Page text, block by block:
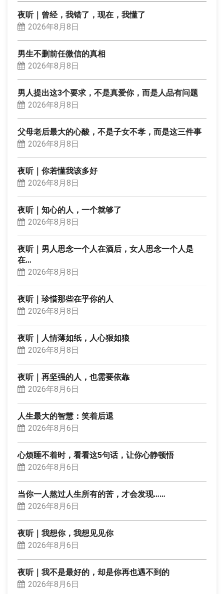
夜听｜曾经，我错了，现在，我懂了
2026年8月8日
男生不删前任微信的真相
2026年8月8日
男人提出这3个要求，不是真爱你，而是人品有问题
2026年8月8日
父母老后最大的心酸，不是子女不孝，而是这三件事
2026年8月8日
夜听｜你若懂我该多好
2026年8月8日
夜听｜知心的人，一个就够了
2026年8月8日
夜听｜男人思念一个人在酒后，女人思念一个人是
在…
2026年8月8日
夜听｜珍惜那些在乎你的人
2026年8月8日
夜听｜人情薄如纸，人心狠如狼
2026年8月8日
夜听｜再坚强的人，也需要依靠
2026年8月6日
人生最大的智慧：笑着后退
2026年8月6日
心烦睡不着时，看看这5句话，让你心静顿悟
2026年8月6日
当你一人熬过人生所有的苦，才会发现……
2026年8月6日
夜听｜我想你，我想见见你
2026年8月6日
夜听｜我不是最好的，却是你再也遇不到的
2026年8月6日